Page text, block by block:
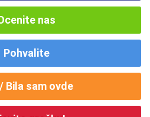
nas
Pohvalite
Bila sam ovde